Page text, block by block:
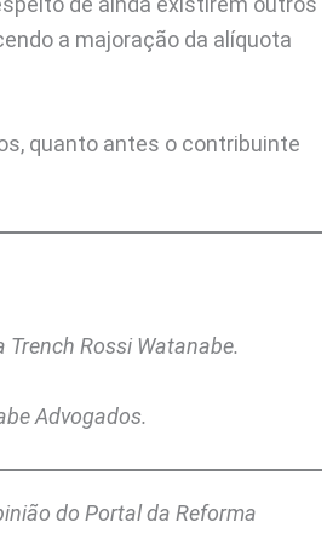
a majoração da alíquota
quanto antes o contribuinte
Rossi Watanabe.
Advogados.
do Portal da Reforma